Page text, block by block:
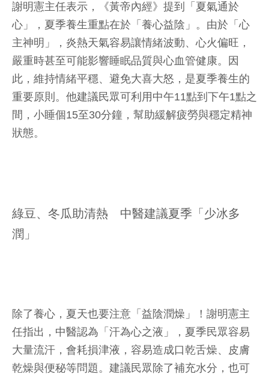
謝明憲主任表示，《黃帝內經》提到「夏氣通於
心」，夏季養生重點在於「養心益陰」。由於「心
主神明」，炎熱天氣容易讓情緒波動、心火偏旺，
嚴重時甚至可能影響睡眠品質與心血管健康。因
此，維持情緒平穩、避免大喜大怒，是夏季養生的
重要原則。他建議民眾可利用中午11點到下午1點之
間，小睡個15至30分鐘，幫助緩解疲勞與穩定精神
狀態。
綠豆、冬瓜助清熱 中醫建議夏季「少冰多
潤」
除了養心，夏天也要注意「益陰潤燥」！謝明憲主
任指出，中醫認為「汗為心之液」，夏季民眾容易
大量流汗，會耗損津液，容易造成口乾舌燥、皮膚
乾燥與便秘等問題。建議民眾除了補充水分，也可